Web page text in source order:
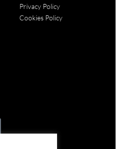
Privacy Policy
Cookies Policy